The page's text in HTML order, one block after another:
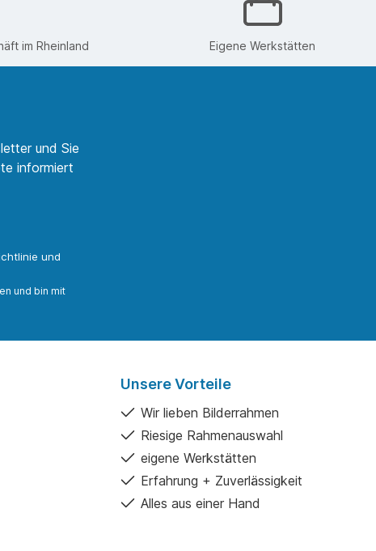
im Rheinland Eigene Werkstätten
und Sie
informiert
und
und bin mit
Unsere Vorteile
Wir lieben Bilderrahmen
Riesige Rahmenauswahl
eigene Werkstätten
Erfahrung + Zuverlässigkeit
Alles aus einer Hand